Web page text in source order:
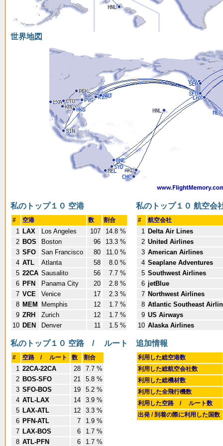
世界地図
私のトップ１０ 空港
# 空港 数 割合
1 LAX Los Angeles 107
14.8 %
2 BOS Boston 96
13.3 %
3 SFO San Francisco 80
11.0 %
4 ATL Atlanta 58
8.0 %
5 22CA Sausalito 56
7.7 %
6 PFN Panama City 20
2.8 %
7 VCE Venice 17
2.3 %
8 MEM Memphis 12
1.7 %
9 ZRH Zurich 12
1.7 %
10 DEN Denver 11 1.5 %
私のトップ１０ 航空会
# 航空会社
1 Delta Air Lines
2 United Airlines
3 American Airlines
4 Seaplane Adventures
5 Southwest Airlines
6 jetBlue
7 Northwest Airlines
8 Atlantic Southeast
9 US Airways
10 Alaska Airlines
私のトップ１０ 空路 / ルート
# 空路 / ルート 数 割合
1 22CA-22CA 28
7.7 %
2 BOS-SFO 21
5.8 %
3 SFO-BOS 19
5.2 %
4 ATL-LAX 14
3.9 %
5 LAX-ATL 12
3.3 %
6 PFN-ATL 7
1.9 %
7 LAX-BOS 6
1.7 %
8 ATL-PFN 6 1.7 %
追加情報
利用した総空港数
利用した総航空会社数
利用した総機材数
利用した全飛行機数
利用した空路 / ルート数
出発 / 到着の際に利用した国数